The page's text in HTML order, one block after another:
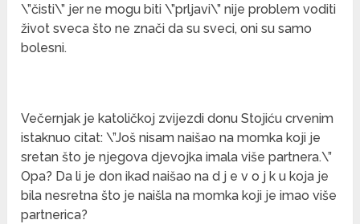
\”čisti\” jer ne mogu biti \”prljavi\” nije problem voditi
život sveca što ne znači da su sveci, oni su samo
bolesni.
Večernjak je katoličkoj zvijezdi donu Stojiću crvenim
istaknuo citat: \”Još nisam naišao na momka koji je
sretan što je njegova djevojka imala više partnera.\”
Opa? Da li je don ikad naišao na d j e v o j k u koja je
bila nesretna što je naišla na momka koji je imao više
partnerica?